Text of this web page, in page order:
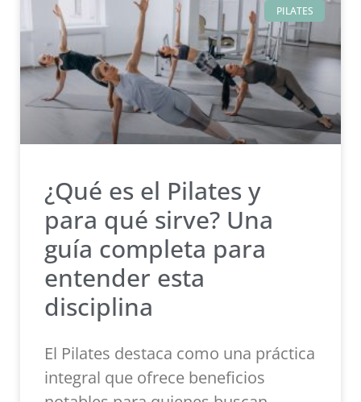
PILATES
¿Qué es el Pilates y
para qué sirve? Una
guía completa para
entender esta
disciplina
El Pilates destaca como una práctica
integral que ofrece beneficios